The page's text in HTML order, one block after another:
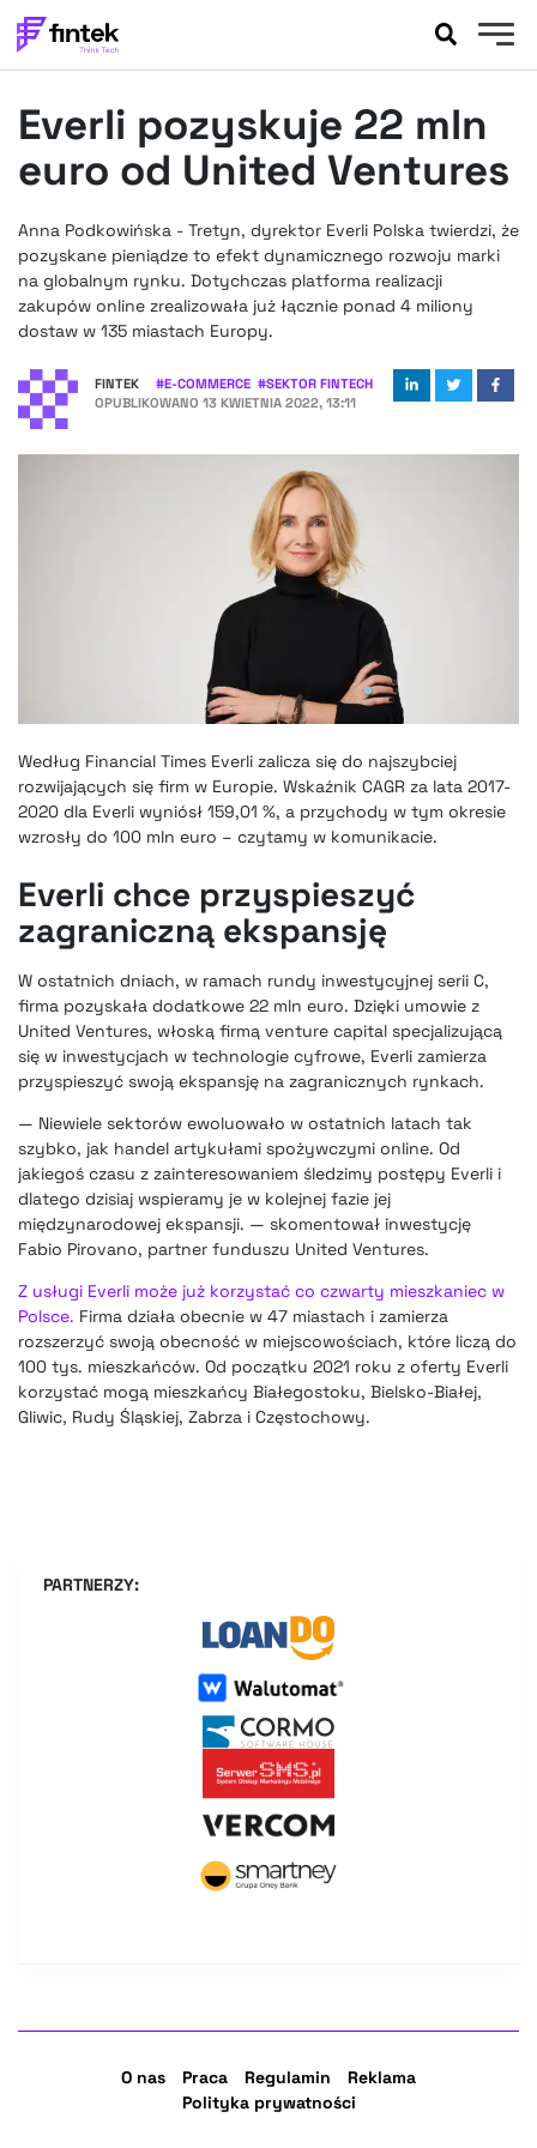
BANKOWOŚĆ
FELIETONY
WYWIADY
LEGAL
PODCASTY
FINTEK EXTRA
OKIEM EKSPERTA
Everli pozyskuje 22 mln
euro od United Ventures
Anna Podkowińska - Tretyn, dyrektor Everli Polska twierdzi, że
pozyskane pieniądze to efekt dynamicznego rozwoju marki
na globalnym rynku. Dotychczas platforma realizacji
zakupów online zrealizowała już łącznie ponad 4 miliony
dostaw w 135 miastach Europy.
FINTEK #E-COMMERCE #SEKTOR FINTECH
OPUBLIKOWANO 13 KWIETNIA 2022, 13:11
Według Financial Times Everli zalicza się do najszybciej
rozwijających się firm w Europie. Wskaźnik CAGR za lata 2017-
2020 dla Everli wyniósł 159,01 %, a przychody w tym okresie
wzrosły do 100 mln euro – czytamy w komunikacie.
Everli chce przyspieszyć
zagraniczną ekspansję
W ostatnich dniach, w ramach rundy inwestycyjnej serii C,
firma pozyskała dodatkowe 22 mln euro. Dzięki umowie z
United Ventures, włoską firmą venture capital specjalizującą
się w inwestycjach w technologie cyfrowe, Everli zamierza
przyspieszyć swoją ekspansję na zagranicznych rynkach.
— Niewiele sektorów ewoluowało w ostatnich latach tak
szybko, jak handel artykułami spożywczymi online. Od
jakiegoś czasu z zainteresowaniem śledzimy postępy Everli i
dlatego dzisiaj wspieramy je w kolejnej fazie jej
międzynarodowej ekspansji. — skomentował inwestycję
Fabio Pirovano, partner funduszu United Ventures.
Z usługi Everli może już korzystać co czwarty mieszkaniec w
Polsce. Firma działa obecnie w 47 miastach i zamierza
rozszerzyć swoją obecność w miejscowościach, które liczą do
100 tys. mieszkańców. Od początku 2021 roku z oferty Everli
korzystać mogą mieszkańcy Białegostoku, Bielsko-Białej,
Gliwic, Rudy Śląskiej, Zabrza i Częstochowy.
PARTNERZY:
O nas Praca Regulamin
Reklama
Polityka prywatności